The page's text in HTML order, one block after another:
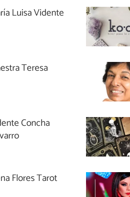
Luisa Vidente
Teresa
Concha
Flores Tarot